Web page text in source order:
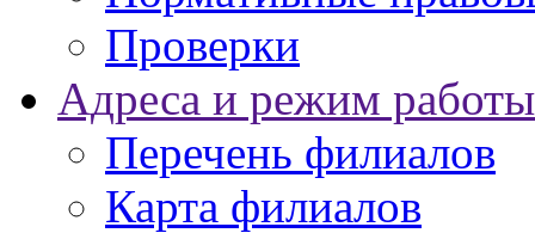
Проверки
Адреса и режим работы
Перечень филиалов
Карта филиалов